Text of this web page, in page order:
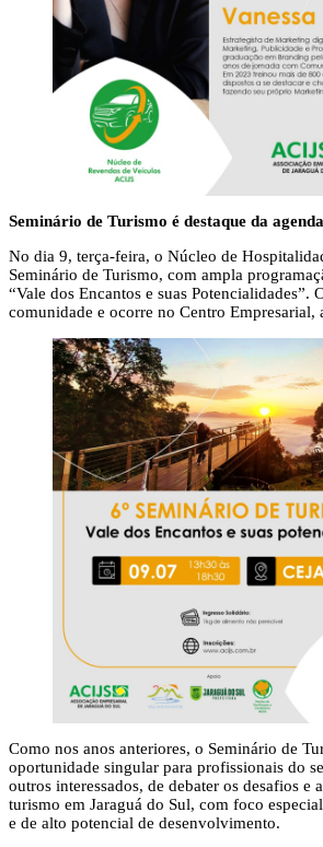
Seminário de Turismo é destaque da agenda
No dia 9, terça-feira, o Núcleo de
Seminário de Turismo, com ampla
“Vale dos Encantos e suas Potencialidades”.
comunidade e ocorre no Centro Empresarial,
Como nos anos anteriores, o Seminário de
oportunidade singular para profissionais do
outros interessados, de debater os desafios e
turismo em Jaraguá do Sul, com foco
e de alto potencial de desenvolvimento.